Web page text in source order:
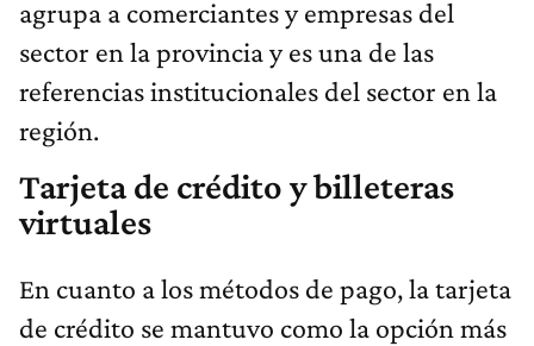
agrupa a comerciantes y empresas del
sector en la provincia y es una de las
referencias institucionales del sector en la
región.
Tarjeta de crédito y billeteras
virtuales
En cuanto a los métodos de pago, la tarjeta
de crédito se mantuvo como la opción más